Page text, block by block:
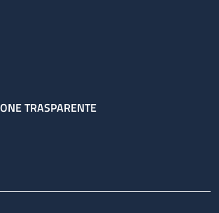
TRASPARENTE